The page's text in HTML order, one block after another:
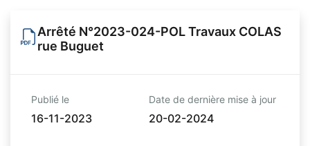
Arrêté N°2023-024-POL Travaux COLAS
rue Buguet
Publié le
16-11-2023
Date de dernière mise à jour
20-02-2024